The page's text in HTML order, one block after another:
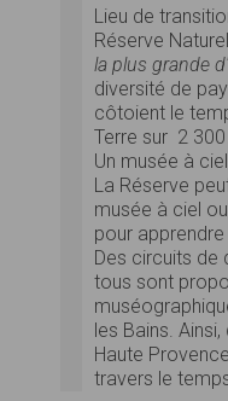
Lieu de
Réserve
la plus grande
diversité de
côtoient le
Terre sur 2
Un musée à
La Réserve
musée à ciel
pour
Des circuits de
tous sont
les Bains.
Haute
travers le